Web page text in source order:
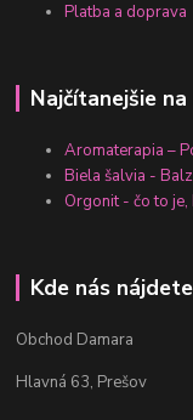
Platba a doprava
Najčítanejšie
Aromaterapia –
Biela šalvia -
Orgonit - čo to
Kde nás nájdete
Obchod Damara
Hlavná 63, Prešov